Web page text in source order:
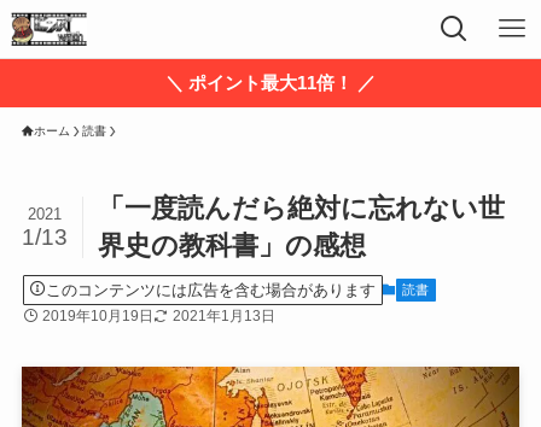
＼ ポイント最大11倍！ ／
ホーム 読書
「一度読んだら絶対に忘れない世
界史の教科書」の感想
2021
1/13
このコンテンツには広告を含む場合があります 読書
2019年10月19日 2021年1月13日